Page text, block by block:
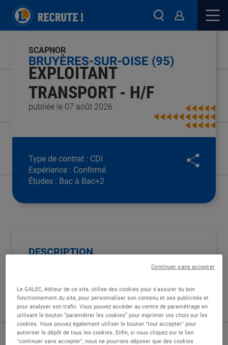
publiée le 07 août 2026
EXPLOITANT
TRANSPORT - H/F
BRUYÈRES-SUR-OISE (95)
SCAPNOR
Type de contrat : CDI
Expérience : Confirmé
Études : Bac à Bac+2
DESCRIPTION
L'ensemble des livraisons à effectuer au départ
des entrepôts SCAPNOR.
Ma mission :
Le GALEC, éditeur de ce site, utilise des cookies pour s'assurer du bon
fonctionnement du site, pour personnaliser son contenu et ses publicités et
pour analyser son trafic. Vous pouvez accéder au centre de paramétrage en
utilisant le bouton “paramétrer les cookies” pour exprimer vos choix sur les
cookies. Vous pouvez également utiliser le bouton "tout accepter" pour
autoriser le dépôt de tous les cookies. Enfin, si vous cliquez sur le lien
"continuer sans accepter", nous ne pourrons déposer que des cookies
Continuer sans accepter